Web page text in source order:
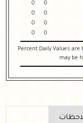
0
0
0
0
0
0
0
0
"Percent Daily Values
may be